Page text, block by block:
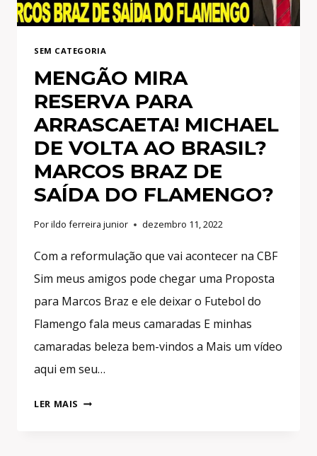
LATERAL
E+
SEM CATEGORIA
MENGÃO MIRA
RESERVA PARA
ARRASCAETA! MICHAEL
DE VOLTA AO BRASIL?
MARCOS BRAZ DE
SAÍDA DO FLAMENGO?
Porildo ferreira junior dezembro 11, 2022
Com a reformulação que vai acontecer na CBF
Sim meus amigos pode chegar uma Proposta
para Marcos Braz e ele deixar o Futebol do
Flamengo fala meus camaradas E minhas
camaradas beleza bem-vindos a Mais um vídeo
aqui em seu…
LER MAIS MENGÃO